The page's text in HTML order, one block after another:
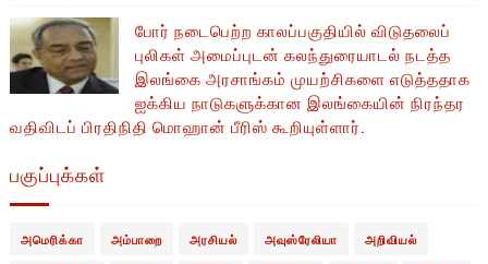
போர் நடைபெற்ற காலப்பகுதியில் ​​விடுதலைப்
புலிகள் அமைப்புடன் கலந்துரையாடல் நடத்த
இலங்கை அரசாங்கம் முயற்சிகளை எடுத்ததாக
ஐக்கிய நாடுகளுக்கான இலங்கையின் நிரந்தர
வதிவிடப் பிரதிநிதி மொஹான் பீரிஸ் கூறியுள்ளார்.
பகுப்புக்கள்
அமெரிக்கா அம்பாறை அரசியல் அவுஸ்ரேலியா அறிவியல்